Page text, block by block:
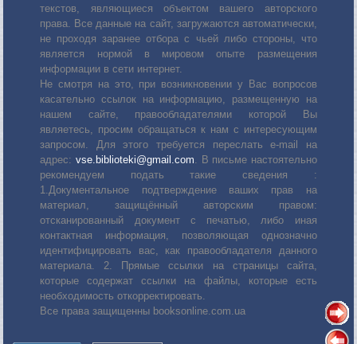
текстов, являющиеся объектом вашего авторского
права. Все данные на сайт, загружаются автоматически,
не проходя заранее отбора с чьей либо стороны, что
является нормой в мировом опыте размещения
информации в сети интернет.
Не смотря на это, при возникновении у Вас вопросов
касательно ссылок на информацию, размещенную на
нашем сайте, правообладателями которой Вы
являетесь, просим обращаться к нам с интересующим
запросом. Для этого требуется переслать е-mail на
адрес: vse.biblioteki@gmail.com . В письме настоятельно
рекомендуем подать такие сведения :
1.Документальное подтверждение ваших прав на
материал, защищённый авторским правом:
отсканированный документ с печатью, либо иная
контактная информация, позволяющая однозначно
идентифицировать вас, как правообладателя данного
материала. 2. Прямые ссылки на страницы сайта,
которые содержат ссылки на файлы, которые есть
необходимость откорректировать.
Все права защищенны booksonline.com.ua